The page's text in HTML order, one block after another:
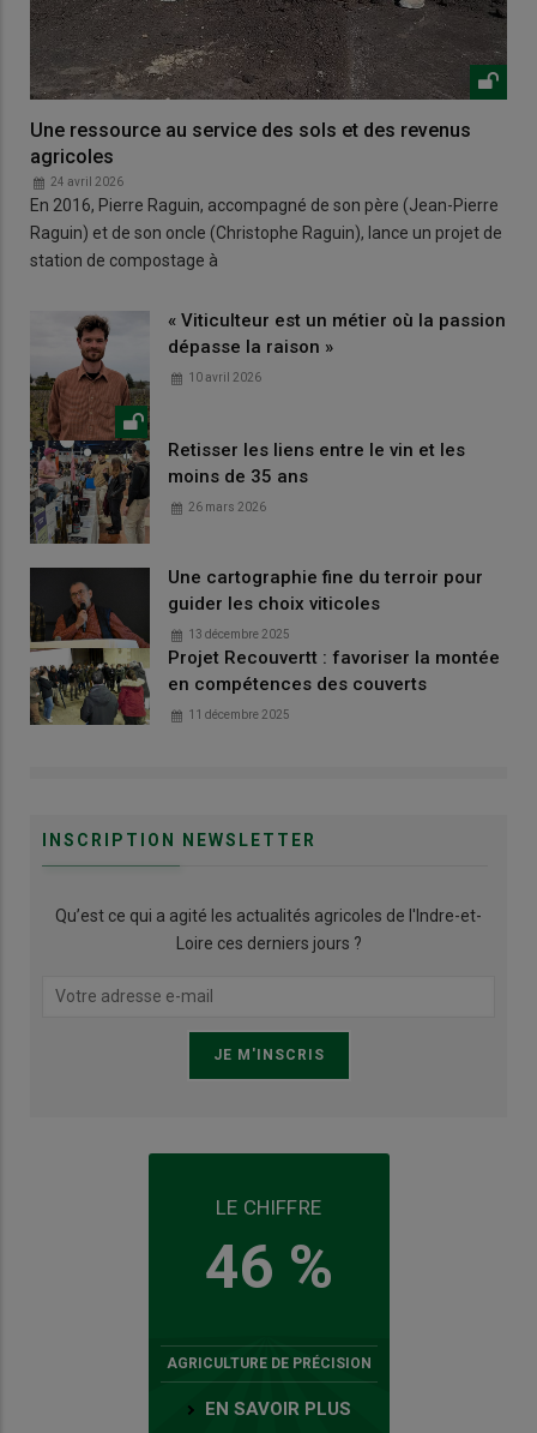
Une ressource au service des sols et des revenus
agricoles
24 avril 2026
En 2016, Pierre Raguin, accompagné de son père (Jean-Pierre
Raguin) et de son oncle (Christophe Raguin), lance un projet de
station de compostage à
« Viticulteur est un métier où la passion
dépasse la raison »
10 avril 2026
Retisser les liens entre le vin et les
moins de 35 ans
26 mars 2026
Une cartographie fine du terroir pour
guider les choix viticoles
13 décembre 2025
Projet Recouvertt : favoriser la montée
en compétences des couverts
11 décembre 2025
INSCRIPTION NEWSLETTER
Qu’est ce qui a agité les actualités agricoles de l'Indre-et-
Loire ces derniers jours ?
LE CHIFFRE
46 %
AGRICULTURE DE PRÉCISION
EN SAVOIR PLUS